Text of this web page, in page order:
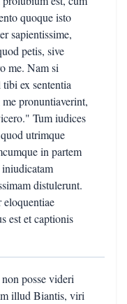
quoque isto
sapientissime,
petis, sive
me. Nam si
ex sententia
pronuntiaverint,
Tum iudices
utrimque
in partem
iniudicatam
distulerunt.
eloquentiae
est et captionis
posse videri
illud Biantis, viri